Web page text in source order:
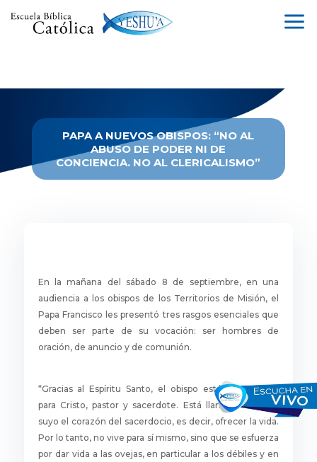
a
PAPA A NUEVOS OBISPOS: “NO AL
ABUSO DE PODER NI DE
CONCIENCIA. NO AL CLERICALISMO”
En la mañana del sábado 8 de septiembre, en una
audiencia a los obispos de los Territorios de Misión, el
Papa Francisco les presentó tres rasgos esenciales que
deben ser parte de su vocación: ser hombres de
oración, de anuncio y de comunión.
“Gracias al Espíritu Santo, el obispo está configurado
para Cristo, pastor y sacerdote. Está llamado a hacer
suyo el corazón del sacerdocio, es decir, ofrecer la vida.
Por lo tanto, no vive para sí mismo, sino que se esfuerza
por dar vida a las ovejas, en particular a los débiles y en